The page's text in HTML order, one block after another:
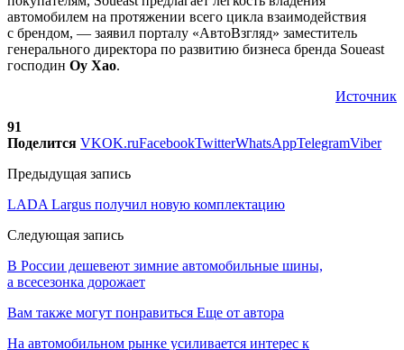
автомобилем на протяжении всего цикла взаимодействия
с брендом, — заявил порталу «АвтоВзгляд» заместитель
генерального директора по развитию бизнеса бренда Soueast
господин Оу Хао.
Источник
91
Поделится VKOK.ruFacebookTwitterWhatsAppTelegramViber
Предыдущая запись
LADA Largus получил новую комплектацию
Следующая запись
В России дешевеют зимние автомобильные шины,
а всесезонка дорожает
Вам также могут понравиться Еще от автора
На автомобильном рынке усиливается интерес к